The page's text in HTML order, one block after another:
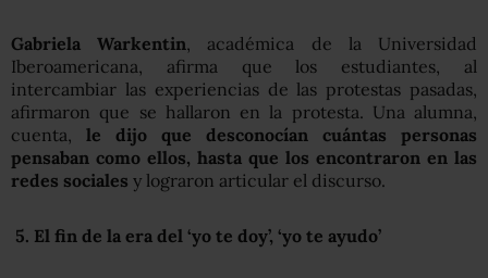
Gabriela Warkentin , académica de la Universidad
Iberoamericana, afirma que los estudiantes, al
intercambiar las experiencias de las protestas pasadas,
afirmaron que se hallaron en la protesta. Una alumna,
cuenta, le dijo que desconocían cuántas personas
pensaban como ellos, hasta que los encontraron en las
redes sociales y lograron articular el discurso.
5. El fin de la era del ‘yo te doy’, ‘yo te ayudo’